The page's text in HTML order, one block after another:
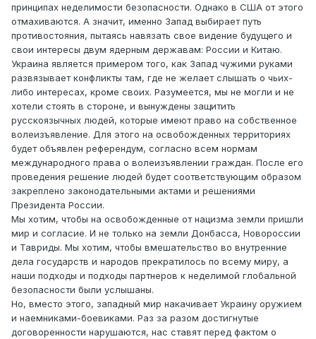
принципах неделимости безопасности. Однако в США от этого
отмахиваются. А значит, именно Запад выбирает путь
противостояния, пытаясь навязать свое видение будущего и
свои интересы двум ядерным державам: России и Китаю.
Украина является примером того, как Запад чужими руками
развязывает конфликты там, где не желает слышать о чьих-
либо интересах, кроме своих. Разумеется, мы не могли и не
хотели стоять в стороне, и вынуждены защитить
русскоязычных людей, которые имеют право на собственное
волеизъявление. Для этого на освобожденных территориях
будет объявлен референдум, согласно всем нормам
международного права о волеизъявлении граждан. После его
проведения решение людей будет соответствующим образом
закреплено законодательными актами и решениями
Президента России.
Мы хотим, чтобы на освобожденные от нацизма земли пришли
мир и согласие. И не только на земли Донбасса, Новороссии
и Тавриды. Мы хотим, чтобы вмешательство во внутренние
дела государств и народов прекратилось по всему миру, а
наши подходы и подходы партнеров к неделимой глобальной
безопасности были услышаны.
Но, вместо этого, западный мир накачивает Украину оружием
и наемниками-боевиками. Раз за разом достигнутые
договоренности нарушаются, нас ставят перед фактом о